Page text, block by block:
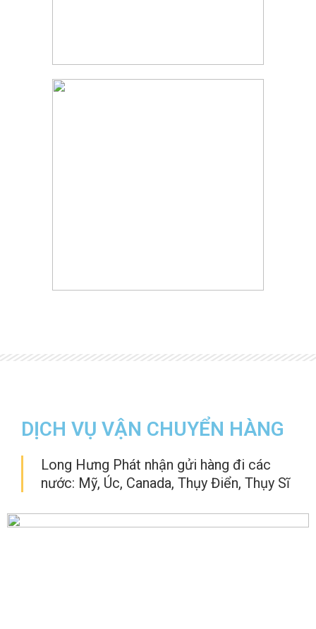
DỊCH VỤ VẬN CHUYỂN HÀNG
Long Hưng Phát nhận gửi hàng đi các
nước: Mỹ, Úc, Canada, Thụy Điển, Thụy Sĩ